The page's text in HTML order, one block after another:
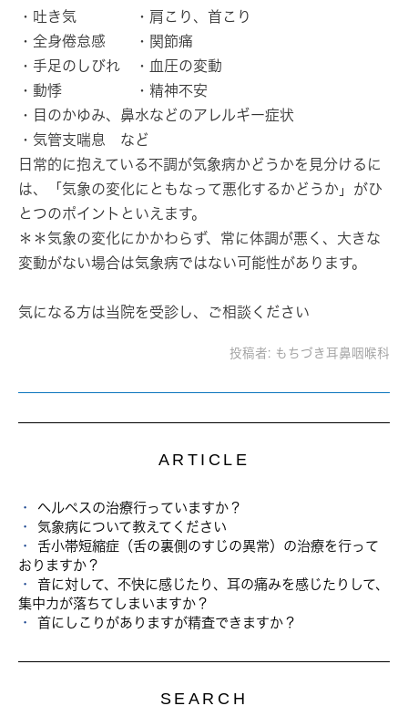
・吐き気 ・肩こり、首こり
・全身倦怠感 ・関節痛
・手足のしびれ ・血圧の変動
・動悸 ・精神不安
・目のかゆみ、鼻水などのアレルギー症状
・気管支喘息 など
日常的に抱えている不調が気象病かどうかを見分けるに
は、「 気象の変化にともなって悪化するかどうか 」がひ
とつのポイントといえます。
＊＊気象の変化にかかわらず、常に体調が悪く、大きな
変動がない場合は気象病ではない可能性があります。
気になる方は当院を受診し、ご相談ください
投稿者: もちづき耳鼻咽喉科
ARTICLE
ヘルペスの治療行っていますか？
気象病について教えてください
舌小帯短縮症（舌の裏側のすじの異常）の治療を行って
おりますか？
音に対して、不快に感じたり、耳の痛みを感じたりして、
集中力が落ちてしまいますか？
首にしこりがありますが精査できますか？
SEARCH